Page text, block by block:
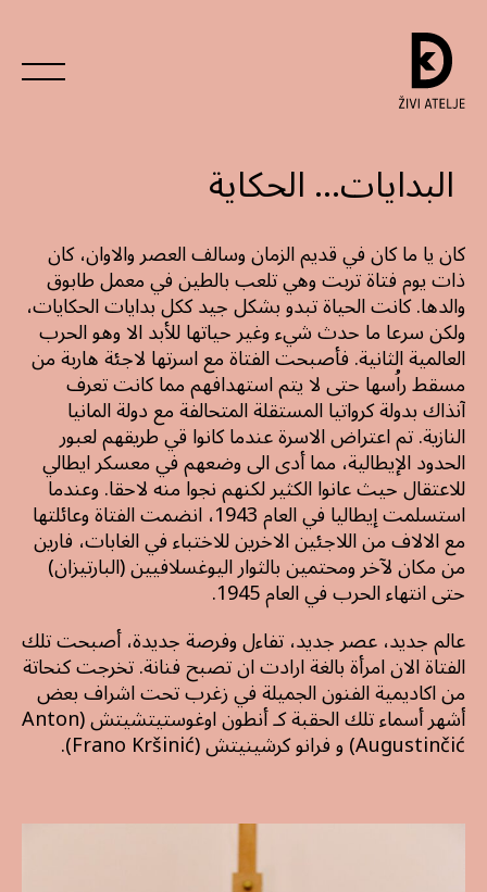
البدايات… الحكاية
كان يا ما كان في قديم الزمان وسالف العصر والاوان، كان
ذات يوم فتاة تربت وهي تلعب بالطين في معمل طابوق
والدها. كانت الحياة تبدو بشكل جيد ككل بدايات الحكايات،
ولكن سرعا ما حدث شيء وغير حياتها للأبد الا وهو الحرب
العالمية الثانية. فأصبحت الفتاة مع اسرتها لاجئة هاربة من
مسقط راُسها حتى لا يتم استهدافهم مما كانت تعرف
آنذاك بدولة كرواتيا المستقلة المتحالفة مع دولة المانيا
النازية. تم اعتراض الاسرة عندما كانوا قي طريقهم لعبور
الحدود الإيطالية، مما أدى الى وضعهم في معسكر ايطالي
للاعتقال حيث عانوا الكثير لكنهم نجوا منه لاحقا. وعندما
استسلمت إيطاليا في العام 1943، انضمت الفتاة وعائلتها
مع الالاف من اللاجئين الاخرين للاختباء في الغابات، فارين
من مكان لآخر ومحتمين بالثوار اليوغسلافيين (البارتيزان)
حتى انتهاء الحرب في العام 1945.
عالم جديد، عصر جديد، تفاءل وفرصة جديدة، أصبحت تلك
الفتاة الان امرأة بالغة ارادت ان تصبح فنانة. تخرجت كنحاتة
من اكاديمية الفنون الجميلة في زغرب تحت اشراف بعض
أشهر أسماء تلك الحقبة كـ أنطون اوغوستيتشيتش (Anton
Augustinčić) و فرانو كرشينيتش (Frano Kršinić).